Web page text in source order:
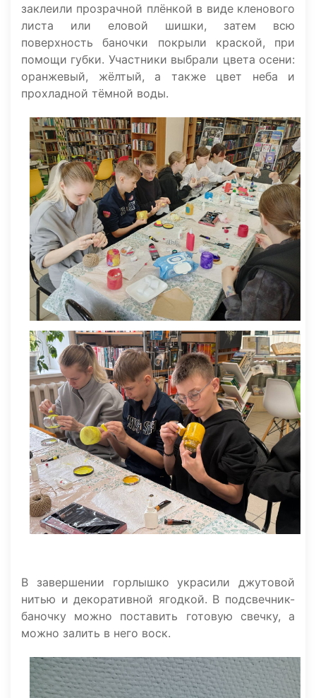
заклеили прозрачной плёнкой в виде кленового
листа или еловой шишки, затем всю
поверхность баночки покрыли краской, при
помощи губки. Участники выбрали цвета осени:
оранжевый, жёлтый, а также цвет неба и
прохладной тёмной воды.
В завершении горлышко украсили джутовой
нитью и декоративной ягодкой. В подсвечник-
баночку можно поставить готовую свечку, а
можно залить в него воск.